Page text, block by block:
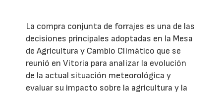
La compra conjunta de forrajes es una de las
decisiones principales adoptadas en la Mesa
de Agricultura y Cambio Climático que se
reunió en Vitoria para analizar la evolución
de la actual situación meteorológica y
evaluar su impacto sobre la agricultura y la